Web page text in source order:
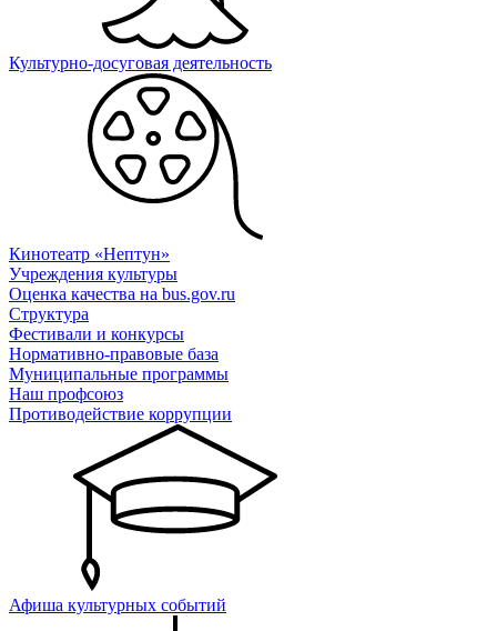
Культурно-досуговая деятельность
Кинотеатр «Нептун»
Учреждения культуры
Оценка качества на bus.gov.ru
Структура
Фестивали и конкурсы
Нормативно-правовые база
Муниципальные программы
Наш профсоюз
Противодействие коррупции
Афиша культурных событий